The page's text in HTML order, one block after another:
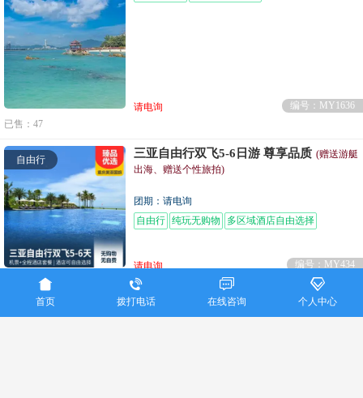
请电询
编号：MY1636
已售：47
自由行 三亚自由行双飞5-6日游 尊享品质 (赠送游艇
出海、赠送个性旅拍)
团期：请电询
自由行 纯玩无购物 多区域酒店自由选择
请电询
编号：MY434
已售：106

首页

拨打电话

在线咨询

个人中心